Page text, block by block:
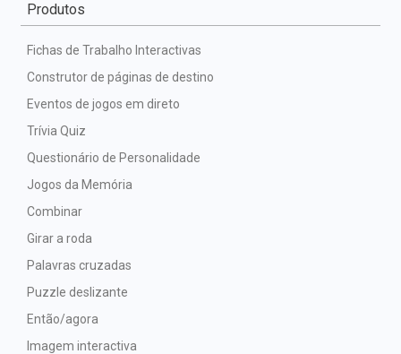
Produtos
Fichas de Trabalho Interactivas
Construtor de páginas de destino
Eventos de jogos em direto
Trívia Quiz
Questionário de Personalidade
Jogos da Memória
Combinar
Girar a roda
Palavras cruzadas
Puzzle deslizante
Então/agora
Imagem interactiva